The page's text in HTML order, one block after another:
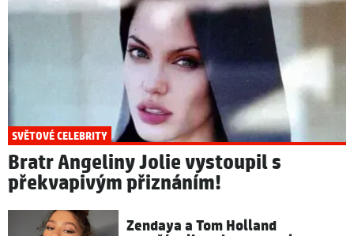
SVĚTOVÉ CELEBRITY
Bratr Angeliny Jolie vystoupil s
překvapivým přiznáním!
Zendaya a Tom Holland